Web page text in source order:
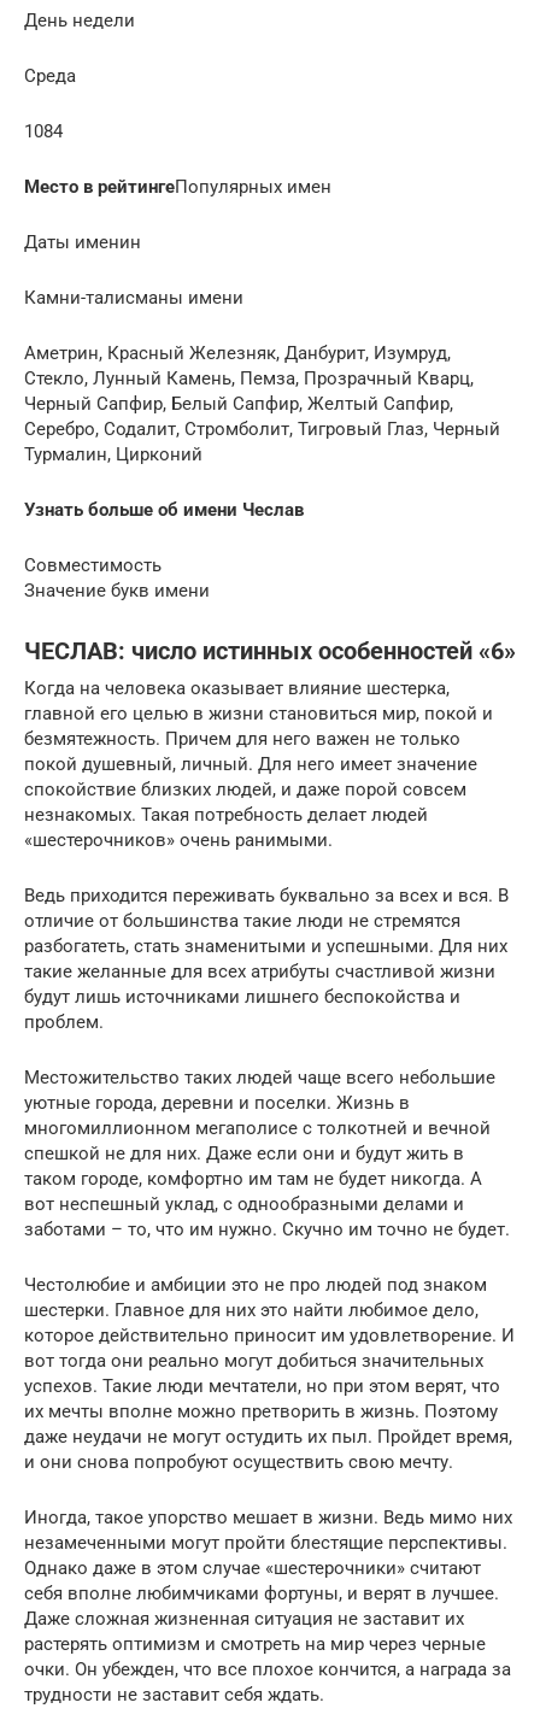
День недели
Среда
1084
Место в рейтингеПопулярных имен
Даты именин
Камни-талисманы имени
Аметрин, Красный Железняк, Данбурит, Изумруд,
Стекло, Лунный Камень, Пемза, Прозрачный Кварц,
Черный Сапфир, Белый Сапфир, Желтый Сапфир,
Серебро, Содалит, Стромболит, Тигровый Глаз, Черный
Турмалин, Цирконий
Узнать больше об имени Чеслав
Совместимость
Значение букв имени
ЧЕСЛАВ: число истинных особенностей «6»
Когда на человека оказывает влияние шестерка,
главной его целью в жизни становиться мир, покой и
безмятежность. Причем для него важен не только
покой душевный, личный. Для него имеет значение
спокойствие близких людей, и даже порой совсем
незнакомых. Такая потребность делает людей
«шестерочников» очень ранимыми.
Ведь приходится переживать буквально за всех и вся. В
отличие от большинства такие люди не стремятся
разбогатеть, стать знаменитыми и успешными. Для них
такие желанные для всех атрибуты счастливой жизни
будут лишь источниками лишнего беспокойства и
проблем.
Местожительство таких людей чаще всего небольшие
уютные города, деревни и поселки. Жизнь в
многомиллионном мегаполисе с толкотней и вечной
спешкой не для них. Даже если они и будут жить в
таком городе, комфортно им там не будет никогда. А
вот неспешный уклад, с однообразными делами и
заботами – то, что им нужно. Скучно им точно не будет.
Честолюбие и амбиции это не про людей под знаком
шестерки. Главное для них это найти любимое дело,
которое действительно приносит им удовлетворение. И
вот тогда они реально могут добиться значительных
успехов. Такие люди мечтатели, но при этом верят, что
их мечты вполне можно претворить в жизнь. Поэтому
даже неудачи не могут остудить их пыл. Пройдет время,
и они снова попробуют осуществить свою мечту.
Иногда, такое упорство мешает в жизни. Ведь мимо них
незамеченными могут пройти блестящие перспективы.
Однако даже в этом случае «шестерочники» считают
себя вполне любимчиками фортуны, и верят в лучшее.
Даже сложная жизненная ситуация не заставит их
растерять оптимизм и смотреть на мир через черные
очки. Он убежден, что все плохое кончится, а награда за
трудности не заставит себя ждать.